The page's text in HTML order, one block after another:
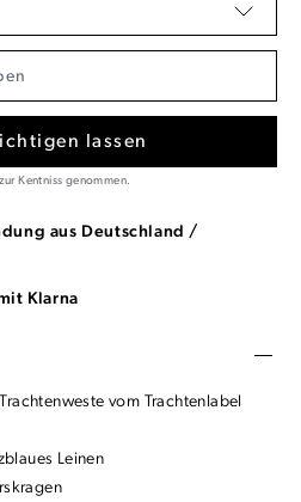
lassen
Kentniss genommen.
aus Deutschland /
Klarna
vom Trachtenlabel
Leinen